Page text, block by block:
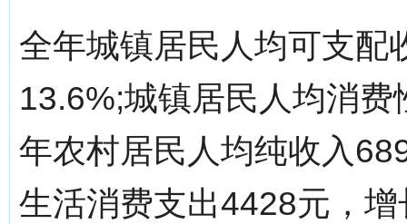
全年城镇居民人均可支配
13.6%;城镇居民人均消
年农村居民人均纯收入
生活消费支出4428元，